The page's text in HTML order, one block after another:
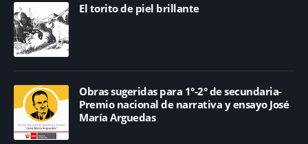
El torito de piel brillante
Obras sugeridas para 1°-2° de secundaria-
Premio nacional de narrativa y ensayo José
María Arguedas